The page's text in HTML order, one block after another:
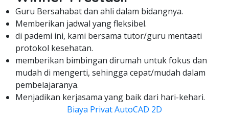
Guru Bersahabat dan ahli dalam bidangnya.
Memberikan jadwal yang fleksibel.
di pademi ini, kami bersama tutor/guru mentaati
protokol kesehatan.
memberikan bimbingan dirumah untuk fokus dan
mudah di mengerti, sehingga cepat/mudah dalam
pembelajaranya.
Menjadikan kerjasama yang baik dari hari-kehari.
Biaya Privat AutoCAD 2D